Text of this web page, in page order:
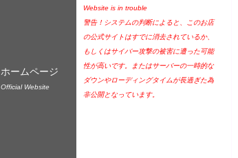
ホームページ
Official Website
Website is in trouble
警告！システムの判断によると、このお店
の公式サイトはすでに消去されているか、
もしくはサイバー攻撃の被害に遭った可能
性が高いです。またはサーバーの一時的な
ダウンやローディングタイムが長過ぎた為
非公開となっています。